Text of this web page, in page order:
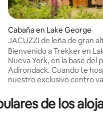
4.97 de 5; 290
Cabaña en Lake George
JACUZZI de leña de gran
Woodshed
Bienvenido a Trekker en
Nueva York, en la base del
Adirondack. Cuando te hospedes en
nuestro exclusivo centro
tipos diferentes de
del árbol, yurtas, casas de
de los